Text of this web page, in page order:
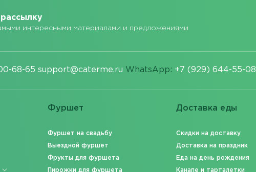
интересными материалами и предложениями
68-65 support@caterme.ru WhatsApp: +7 (929) 644-55-08
Фуршет
Фуршет на свадьбу
Выездной фуршет
Фрукты для фуршета
Пирожки для фуршета
Доставка еды
Скидки на доставку
Доставка на праздник
Еда на день рождения
Канапе и тарталетки